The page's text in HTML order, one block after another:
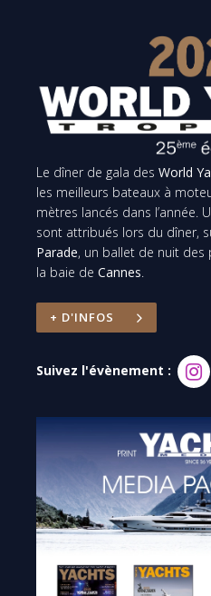
Le dîner de gala des World
les meilleurs bateaux à
mètres lancés dans l’année.
sont attribués lors du dîner,
Parade, un ballet de nuit des
la baie de Cannes
+ D'INFOS
Suivez l'évènement :